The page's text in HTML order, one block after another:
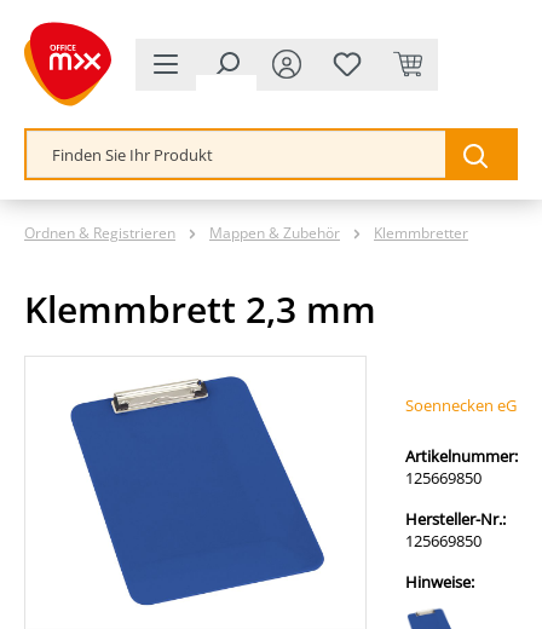
springen
Ordnen & Registrieren Mappen & Zubehör Klemmbretter
Klemmbrett 2,3 mm
Soennecken eG
Artikelnummer:
125669850
Hersteller-Nr.:
125669850
Hinweise: